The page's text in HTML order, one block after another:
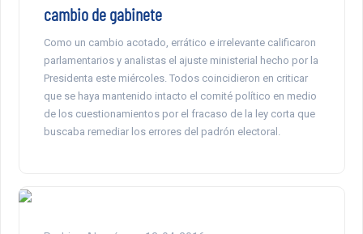
cambio de gabinete
Como un cambio acotado, errático e irrelevante calificaron
parlamentarios y analistas el ajuste ministerial hecho por la
Presidenta este miércoles. Todos coincidieron en criticar
que se haya mantenido intacto el comité político en medio
de los cuestionamientos por el fracaso de la ley corta que
buscaba remediar los errores del padrón electoral.